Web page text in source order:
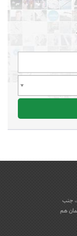
جنب
هم